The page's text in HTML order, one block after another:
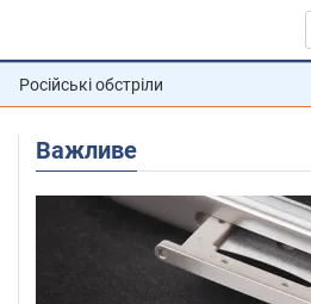
Російські обстріли
Важливе